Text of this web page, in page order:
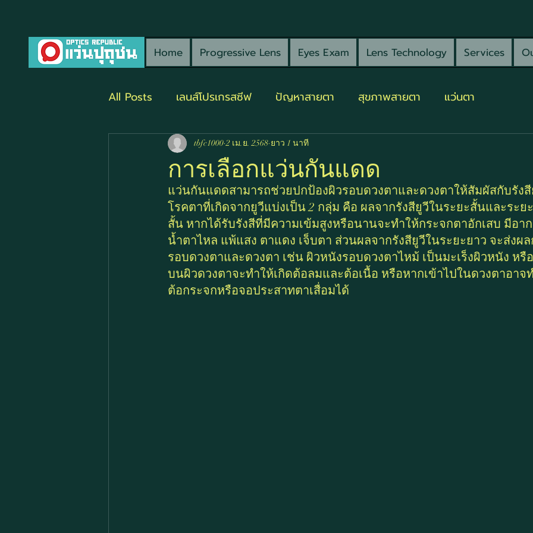
Home Progressive Lens Eyes Exam Lens Technology Services
All Posts เลนส์โปรเกรสซีฟ ปัญหาสายตา สุขภาพสายตา แว่นตา
การเลือกแว่นกันแดด
tbfc1000 2 เม.ย. 2568 ยาว 1 นาที
แว่นกันแดดสามารถช่วยปกป้องผิวรอบดวงตาและดวงตาให้สัมผัสกับรัง
โรคตาที่เกิดจากยูวีแบ่งเป็น 2 กลุ่ม คือ ผลจากรังสียูวีในระยะสั้นและระย
สั้น หากได้รับรังสีที่มีความเข้มสูงหรือนานจะทำให้กระจกตาอักเสบ มีอา
น้ำตาไหล แพ้แสง ตาแดง เจ็บตา ส่วนผลจากรังสียูวีในระยะยาว จะส่งผ
รอบดวงตาและดวงตา เช่น ผิวหนังรอบดวงตาไหม้ เป็นมะเร็งผิวหนัง หรื
บนผิวดวงตาจะทำให้เกิดต้อลมและต้อเนื้อ หรือหากเข้าไปในดวงตาอาจ
ต้อกระจกหรือจอประสาทตาเสื่อมได้